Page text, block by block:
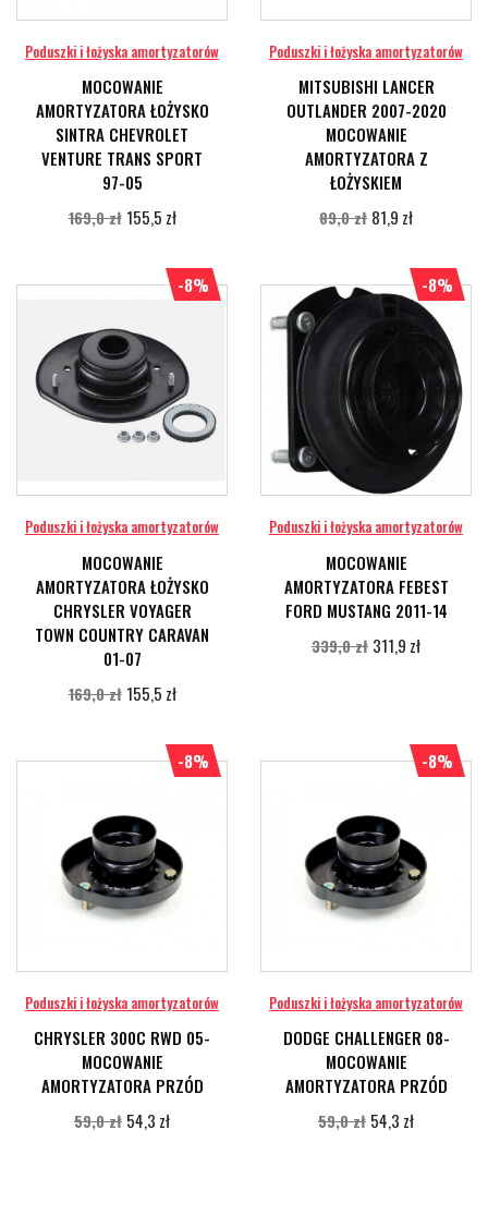
Poduszki i łożyska amortyzatorów
MOCOWANIE
AMORTYZATORA ŁOŻYSKO
SINTRA CHEVROLET
VENTURE TRANS SPORT
97-05
169,0 zł 155,5 zł
Poduszki i łożyska amortyzatorów
MITSUBISHI LANCER
OUTLANDER 2007-2020
MOCOWANIE
AMORTYZATORA Z
ŁOŻYSKIEM
89,0 zł 81,9 zł
Poduszki i łożyska amortyzatorów
MOCOWANIE
AMORTYZATORA ŁOŻYSKO
CHRYSLER VOYAGER
TOWN COUNTRY CARAVAN
01-07
169,0 zł 155,5 zł
-8%
Poduszki i łożyska amortyzatorów
MOCOWANIE
AMORTYZATORA FEBEST
FORD MUSTANG 2011-14
339,0 zł 311,9 zł
-8%
Poduszki i łożyska amortyzatorów
CHRYSLER 300C RWD 05-
MOCOWANIE
AMORTYZATORA PRZÓD
59,0 zł 54,3 zł
-8%
Poduszki i łożyska amortyzatorów
DODGE CHALLENGER 08-
MOCOWANIE
AMORTYZATORA PRZÓD
59,0 zł 54,3 zł
-8%